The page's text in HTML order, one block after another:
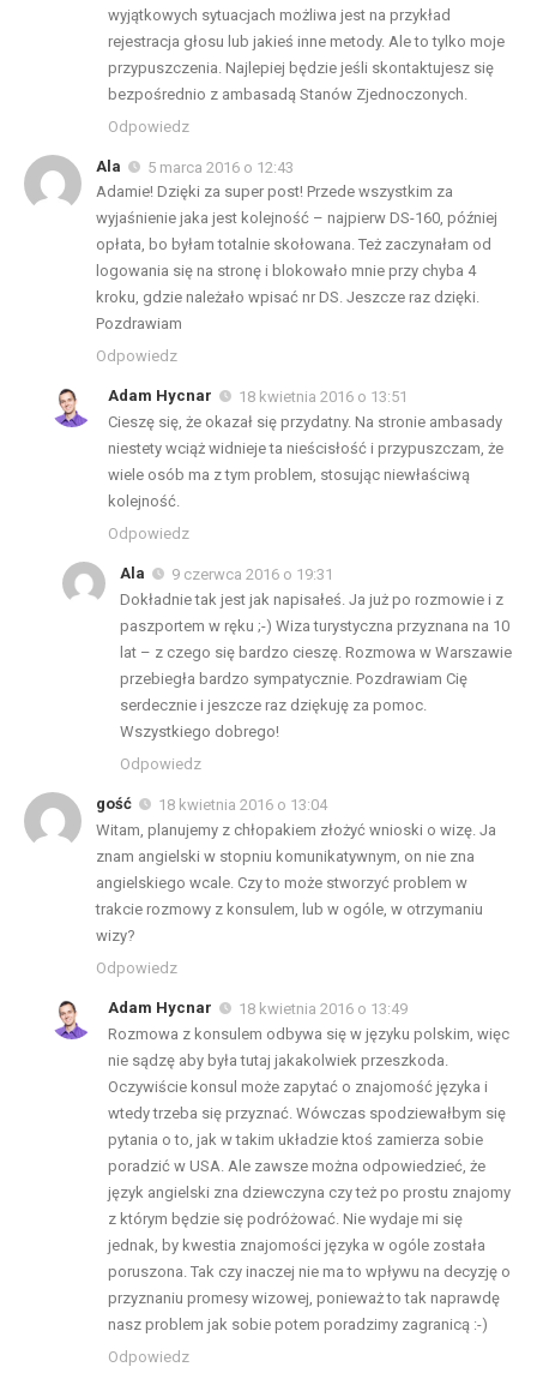
wyjątkowych sytuacjach możliwa jest na przykład
rejestracja głosu lub jakieś inne metody. Ale to tylko moje
przypuszczenia. Najlepiej będzie jeśli skontaktujesz się
bezpośrednio z ambasadą Stanów Zjednoczonych.
Odpowiedz
Ala
5 marca 2016 o 12:43
Adamie! Dzięki za super post! Przede wszystkim za
wyjaśnienie jaka jest kolejność – najpierw DS-160, później
opłata, bo byłam totalnie skołowana. Też zaczynałam od
logowania się na stronę i blokowało mnie przy chyba 4
kroku, gdzie należało wpisać nr DS. Jeszcze raz dzięki.
Pozdrawiam
Odpowiedz
Adam Hycnar
18 kwietnia 2016 o 13:51
Cieszę się, że okazał się przydatny. Na stronie ambasady
niestety wciąż widnieje ta nieścisłość i przypuszczam, że
wiele osób ma z tym problem, stosując niewłaściwą
kolejność.
Odpowiedz
Ala
9 czerwca 2016 o 19:31
Dokładnie tak jest jak napisałeś. Ja już po rozmowie i z
paszportem w ręku ;-) Wiza turystyczna przyznana na 10
lat – z czego się bardzo cieszę. Rozmowa w Warszawie
przebiegła bardzo sympatycznie. Pozdrawiam Cię
serdecznie i jeszcze raz dziękuję za pomoc.
Wszystkiego dobrego!
Odpowiedz
gość
18 kwietnia 2016 o 13:04
Witam, planujemy z chłopakiem złożyć wnioski o wizę. Ja
znam angielski w stopniu komunikatywnym, on nie zna
angielskiego wcale. Czy to może stworzyć problem w
trakcie rozmowy z konsulem, lub w ogóle, w otrzymaniu
wizy?
Odpowiedz
Adam Hycnar
18 kwietnia 2016 o 13:49
Rozmowa z konsulem odbywa się w języku polskim, więc
nie sądzę aby była tutaj jakakolwiek przeszkoda.
Oczywiście konsul może zapytać o znajomość języka i
wtedy trzeba się przyznać. Wówczas spodziewałbym się
pytania o to, jak w takim układzie ktoś zamierza sobie
poradzić w USA. Ale zawsze można odpowiedzieć, że
język angielski zna dziewczyna czy też po prostu znajomy
z którym będzie się podróżować. Nie wydaje mi się
jednak, by kwestia znajomości języka w ogóle została
poruszona. Tak czy inaczej nie ma to wpływu na decyzję o
przyznaniu promesy wizowej, ponieważ to tak naprawdę
nasz problem jak sobie potem poradzimy zagranicą :-)
Odpowiedz